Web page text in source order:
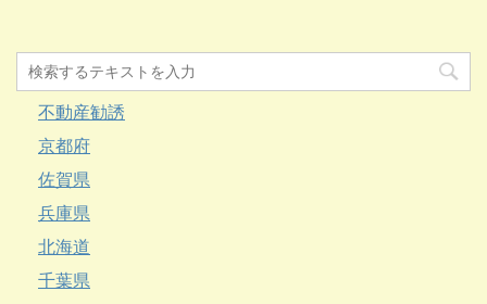
不動産勧誘
京都府
佐賀県
兵庫県
北海道
千葉県